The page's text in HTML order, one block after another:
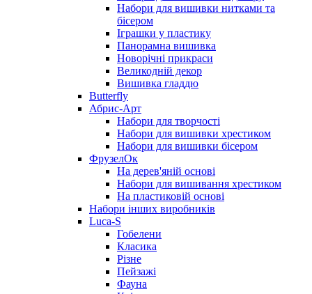
Набори для вишивки нитками та
бісером
Іграшки у пластику
Панорамна вишивка
Новорічні прикраси
Великодній декор
Вишивка гладдю
Butterfly
Абрис-Арт
Набори для творчості
Набори для вишивки хрестиком
Набори для вишивки бісером
ФрузелОк
На дерев'яній основі
Набори для вишивання хрестиком
На пластиковій основі
Набори інших виробників
Luca-S
Гобелени
Класика
Різне
Пейзажі
Фауна